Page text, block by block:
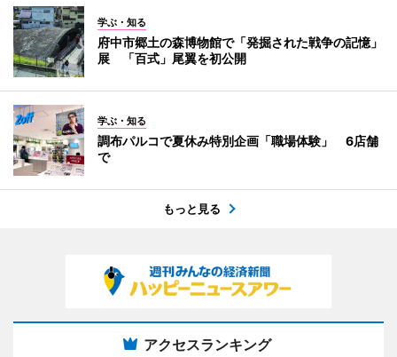
学ぶ・知る
府中市郷土の森博物館で「発掘された戦争の記憶」
展 「百式」尾翼を初公開
学ぶ・知る
調布パルコで夏休み特別企画「職場体験」 6店舗
で
もっと見る
アクセスランキング